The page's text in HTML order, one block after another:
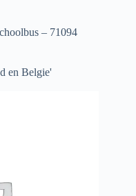
– 71094
en Belgie'